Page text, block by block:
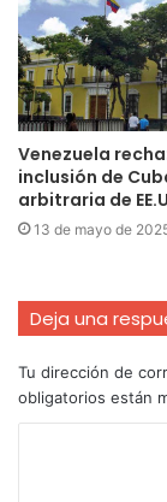
Venezuela
inclusión de
arbitraria de
13 de mayo de
Deja una
Tu dirección de
obligatorios están